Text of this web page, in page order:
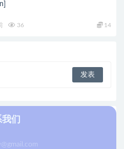
36 14
们